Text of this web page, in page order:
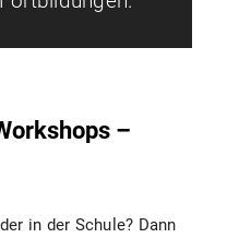
–
in der Schule? Dann